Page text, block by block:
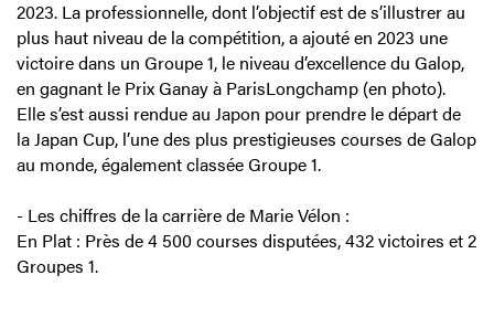
2023. La professionnelle, dont l’objectif est de s’illustrer au
plus haut niveau de la compétition, a ajouté en 2023 une
victoire dans un Groupe 1, le niveau d’excellence du Galop,
en gagnant le Prix Ganay à ParisLongchamp (en photo).
Elle s’est aussi rendue au Japon pour prendre le départ de
la Japan Cup, l’une des plus prestigieuses courses de Galop
au monde, également classée Groupe 1.
- Les chiffres de la carrière de Marie Vélon :
En Plat : Près de 4 500 courses disputées, 432 victoires et 2
Groupes 1.